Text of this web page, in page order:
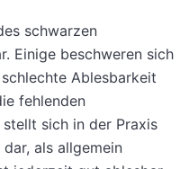
schwarzen
Einige beschweren sich
Ablesbarkeit
fehlenden
stellt sich in der Praxis
als allgemein